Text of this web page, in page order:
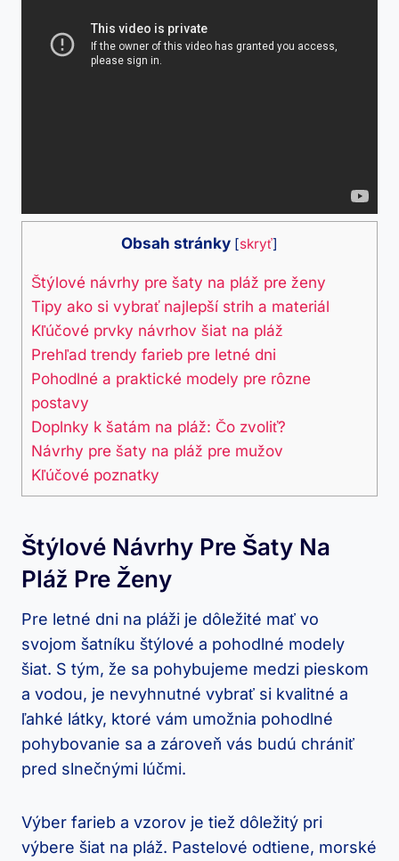
Obsah stránky [skryť]
Štýlové návrhy pre šaty na pláž pre ženy
Tipy ako si vybrať najlepší strih a materiál
Kľúčové prvky návrhov šiat na pláž
Prehľad trendy farieb pre letné dni
Pohodlné a praktické modely pre rôzne
postavy
Doplnky k šatám na pláž: Čo zvoliť?
Návrhy pre šaty na pláž pre mužov
Kľúčové poznatky
Štýlové Návrhy Pre Šaty Na
Pláž Pre Ženy
Pre letné dni na pláži je dôležité mať vo
svojom šatníku štýlové a pohodlné modely
šiat. S tým, že sa pohybujeme medzi pieskom
a vodou, je nevyhnutné vybrať si kvalitné a
ľahké látky, ktoré vám umožnia pohodlné
pohybovanie sa a zároveň vás budú chrániť
pred slnečnými lúčmi.
Výber farieb a vzorov je tiež dôležitý pri
výbere šiat na pláž. Pastelové odtiene, morské